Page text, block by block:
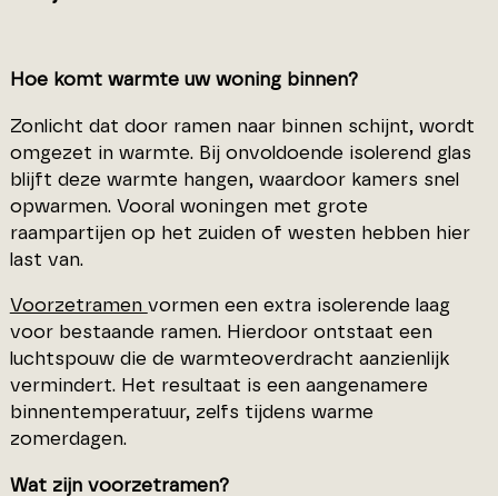
Hoe komt warmte uw woning binnen?
Zonlicht dat door ramen naar binnen schijnt, wordt
omgezet in warmte. Bij onvoldoende isolerend glas
blijft deze warmte hangen, waardoor kamers snel
opwarmen. Vooral woningen met grote
raampartijen op het zuiden of westen hebben hier
last van.
Voorzetramen vormen een extra isolerende laag
voor bestaande ramen. Hierdoor ontstaat een
luchtspouw die de warmteoverdracht aanzienlijk
vermindert. Het resultaat is een aangenamere
binnentemperatuur, zelfs tijdens warme
zomerdagen.
Wat zijn voorzetramen?